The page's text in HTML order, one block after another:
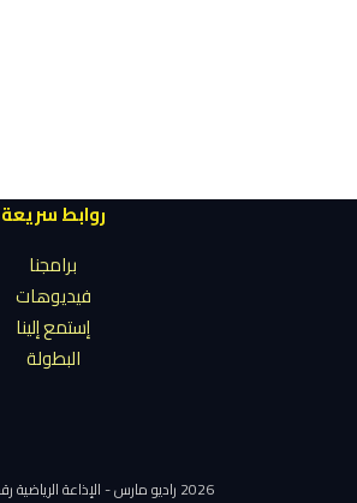
روابط سريعة
برامجنا
فيديوهات
إستمع إلينا
البطولة
2026 راديو مارس - الإذاعة الرياضية رقم واحد في المغرب